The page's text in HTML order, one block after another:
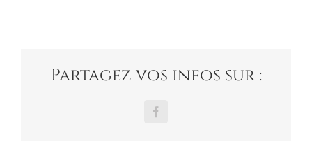
Partagez vos infos sur :
Facebook